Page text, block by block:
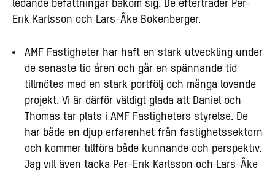
ledande befattningar bakom sig. De efterträder Per-
Erik Karlsson och Lars-Åke Bokenberger.
AMF Fastigheter har haft en stark utveckling under
de senaste tio åren och går en spännande tid
tillmötes med en stark portfölj och många lovande
projekt. Vi är därför väldigt glada att Daniel och
Thomas tar plats i AMF Fastigheters styrelse. De
har både en djup erfarenhet från fastighetssektorn
och kommer tillföra både kunnande och perspektiv.
Jag vill även tacka Per-Erik Karlsson och Lars-Åke